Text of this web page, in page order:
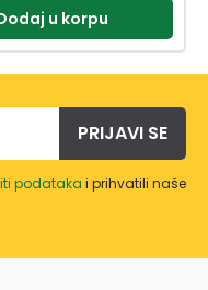
u korpu
PRIJAVI SE
podataka i prihvatili naše